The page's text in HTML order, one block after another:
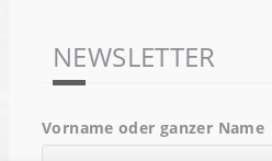
NEWSLETTER
Vorname oder ganzer Name